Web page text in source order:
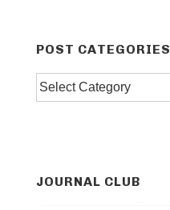
POST CATEGORIES
Post
JOURNAL CLUB